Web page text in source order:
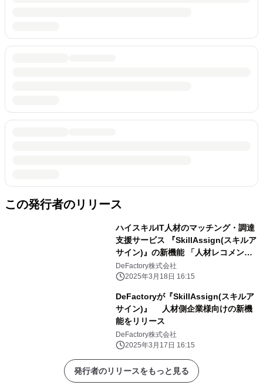
この発行者のリリース
ハイスキルIT人材のマッチング・調達
支援サービス 『SkillAssign(スキルア
サイン)』の新機能 「人材レコメンド
機能」リリース
DeFactory株式会社
2025年3月18日 16:15
DeFactoryが『SkillAssign(スキルア
サイン)』 人材側企業様向けの新機
能をリリース
DeFactory株式会社
2025年3月17日 16:15
発行者のリリースをもっと見る